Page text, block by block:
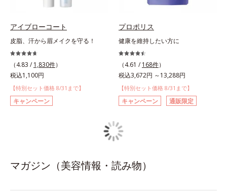
アイブローコート
皮脂、汗から眉メイクを守る！
（4.83 / 1,830件）
税込1,100円
【特別セット価格 8/31まで】
キャンペーン
プロポリス
健康を維持したい方に
（4.61 / 168件）
税込3,672円 ～13,288円
【特別セット価格 8/31まで】
キャンペーン 通販限定
マガジン（美容情報・読み物）